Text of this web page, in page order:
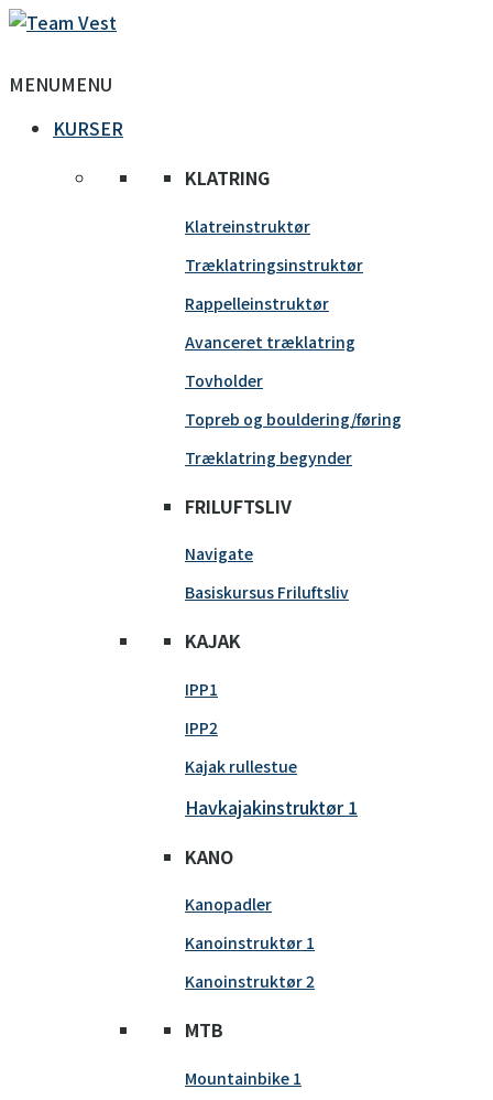
MENUMENU
KURSER
KLATRING
Klatreinstruktør
Træklatringsinstruktør
Rappelleinstruktør
Avanceret træklatring
Tovholder
Topreb og bouldering/føring
Træklatring begynder
FRILUFTSLIV
Navigate
Basiskursus Friluftsliv
KAJAK
IPP1
IPP2
Kajak rullestue
Havkajakinstruktør 1
KANO
Kanopadler
Kanoinstruktør 1
Kanoinstruktør 2
MTB
Mountainbike 1